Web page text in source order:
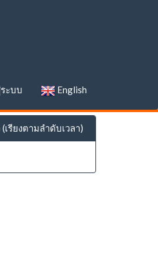
ะบบ English
รียงตามลำดับเวลา)